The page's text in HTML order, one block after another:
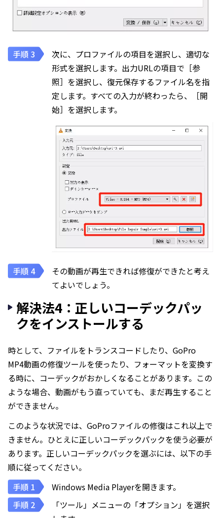
次に、プロファイルの項目を選択し、適切な
形式を選択します。出力URLの項目で［参
照］を選択し、復元保存するファイル名を指
定します。すべての入力が終わったら、［開
始］を選択します。
その動画が再生できれば修復ができたと考え
てよいでしょう。
解決法4：正しいコーデックパッ
クをインストールする
時として、ファイルをトランスコードしたり、GoPro
MP4動画の修復ツールを使ったり、フォーマットを変換す
る時に、コーデックがおかしくなることがあります。この
ような場合、動画がもう直っていても、まだ再生すること
ができません。
このような状況では、GoProファイルの修復はこれ以上で
きません。ひとえに正しいコーデックパックを使う必要が
あります。正しいコーデックパックを選ぶには、以下の手
順に従ってください。
Windows Media Playerを開きます。
「ツール」メニューの「オプション」を選択